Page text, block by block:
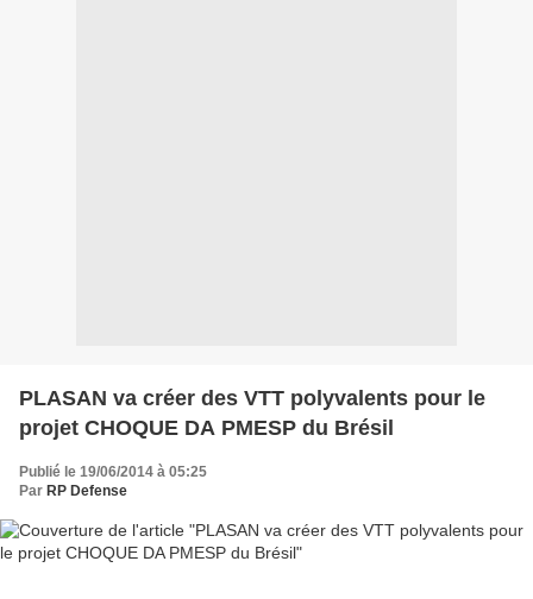
PLASAN va créer des VTT polyvalents pour le
projet CHOQUE DA PMESP du Brésil
Publié le 19/06/2014 à 05:25
Par RP Defense